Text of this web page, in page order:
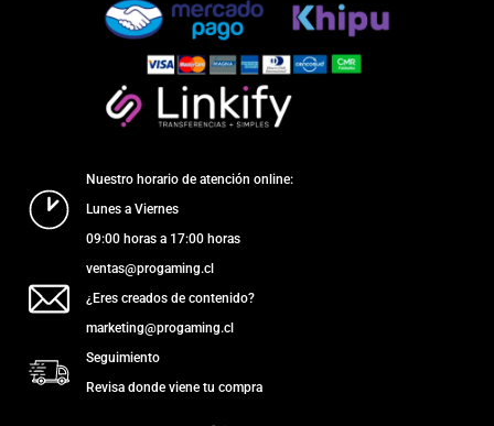
Nuestro horario de atención online:
Lunes a Viernes
09:00 horas a 17:00 horas
ventas@progaming.cl
¿Eres creados de contenido?
marketing@progaming.cl
Seguimiento
Revisa donde viene tu compra